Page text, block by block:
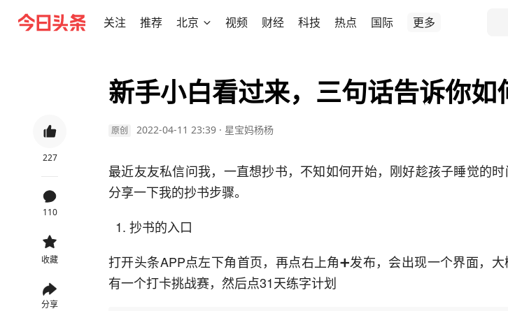
关注 推荐 北京 视频 财经 科技 热点 国际 更多
227
110
收藏
分享
新手小白看过来，三句话告诉你如
原创 2022-04-11 23:39 · 星宝妈杨杨
最近友友私信问我，一直想抄书，不知如何开始，刚好趁孩子睡觉的
分享一下我的抄书步骤。
抄书的入口
打开头条APP点左下角首页，再点右上角➕发布，会出现一个界面，
有一个打卡挑战赛，然后点31天练字计划